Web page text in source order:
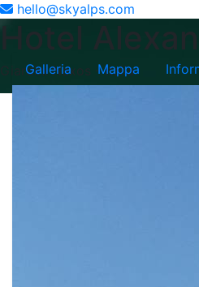
hello@skyalps.com
Hotel
Giardini Naxos - Italia
Galleria Mappa